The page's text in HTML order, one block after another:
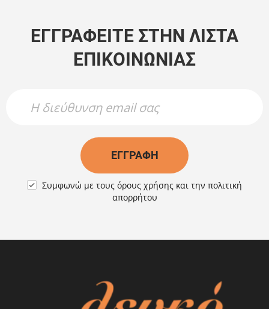
ΕΓΓΡΑΦΕΊΤΕ ΣΤΗΝ ΛΊΣΤΑ
ΕΠΙΚΟΙΝΩΝΊΑΣ
ΕΓΓΡΑΦΉ
 Συμφωνώ με τους όρους χρήσης και την πολιτική
απορρήτου